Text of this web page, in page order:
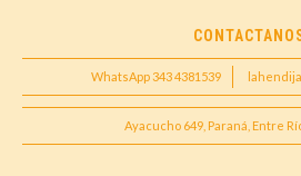
WhatsApp 343 4381539
Ayacucho 649, Paraná, Entre